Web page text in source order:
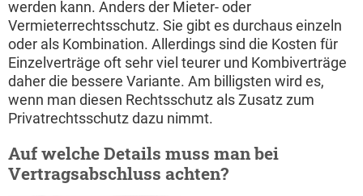
werden kann. Anders der Mieter- oder
Vermieterrechtsschutz. Sie gibt es durchaus einzeln
oder als Kombination. Allerdings sind die Kosten für
Einzelverträge oft sehr viel teurer und Kombiverträge
daher die bessere Variante. Am billigsten wird es,
wenn man diesen Rechtsschutz als Zusatz zum
Privatrechtsschutz dazu nimmt.
Auf welche Details muss man bei
Vertragsabschluss achten?